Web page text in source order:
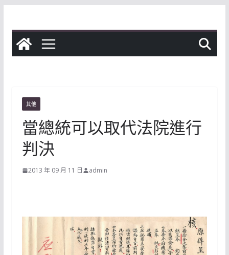
content
其他
當總統可以取代法院進行
判決
2013 年 09 月 11 日 admin